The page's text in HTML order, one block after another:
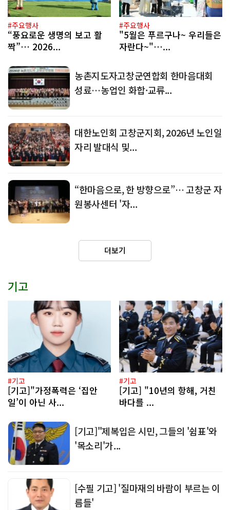
#주요행사
“풍요로운 생명의 보고 활
짝”… 2026...
#주요행사
"5월은 푸르구나~ 우리들은
자란다~"…...
농촌지도자고창군연합회 한마음대회
성료…농업인 화합·교류...
대한노인회 고창군지회, 2026년 노인일
자리 발대식 및...
“한마음으로, 한 방향으로”… 고창군 자
원봉사센터 '자...
더보기
기고
#기고
[기고]"가정폭력은 ‘집안
일’이 아닌 사...
#기고
[기고] "10년의 항해, 거친
바다를 ...
[기고]"제복입은 시민, 그들의 '쉼표'와
'목소리'가...
[수필 기고] '질마재의 바람이 부르는 이
름들'